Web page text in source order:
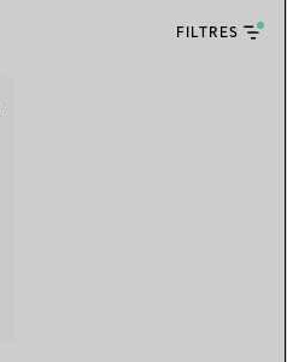
FILTRES
orné d’un diamant